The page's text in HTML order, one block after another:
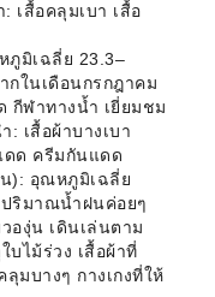
เสื้อคลุมเบา เสื้อ
มิเฉลี่ย 23.3–
กในเดือนกรกฎาคม
กีฬาทางน้ำ เยี่ยมชม
: เสื้อผ้าบางเบา
ดด ครีมกันแดด
): อุณหภูมิเฉลี่ย
ปริมาณน้ำฝนค่อยๆ
องุ่น เดินเล่นตาม
บไม้ร่วง เสื้อผ้าที่
มบางๆ กางเกงที่ให้